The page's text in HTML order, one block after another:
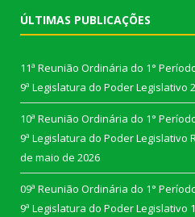
ÚLTIMAS PUBLICAÇÕES
11ª Reunião Ordinária do 1°
9ª Legislatura do Poder Legislativo
10ª Reunião Ordinária do 1°
9ª Legislatura do Poder Legislativo
de maio de 2026
09ª Reunião Ordinária do 1°
9ª Legislatura do Poder Legislativo